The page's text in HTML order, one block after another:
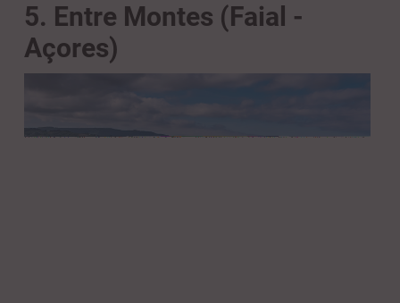
5. Entre Montes (Faial -
Açores)